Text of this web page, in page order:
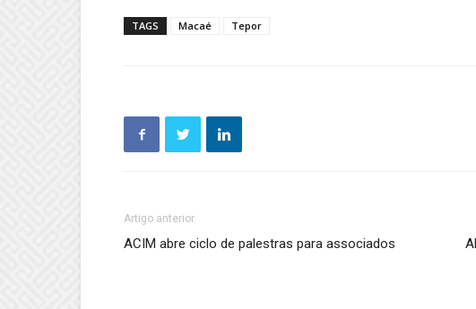
TAGS Macaé Tepor
Artigo anterior
ACIM abre ciclo de palestras para associados